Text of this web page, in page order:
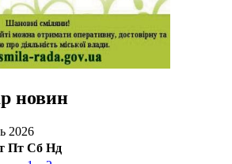
новин
2026
Пт Сб Нд